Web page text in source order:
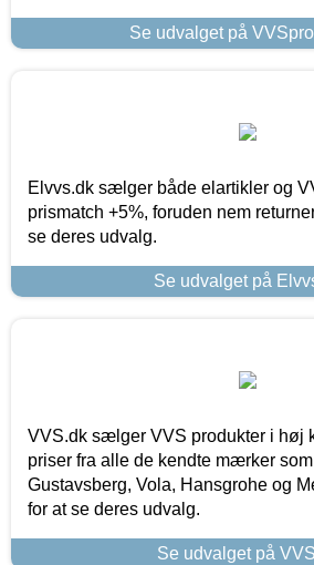
Se udvalget på
Elvvs.dk sælger både elartikler og
prismatch +5%, foruden nem
se deres udvalg.
Se udvalget på
VVS.dk sælger VVS produkter i høj
priser fra alle de kendte mærker
Gustavsberg, Vola, Hansgrohe og
for at se deres udvalg.
Se udvalget på